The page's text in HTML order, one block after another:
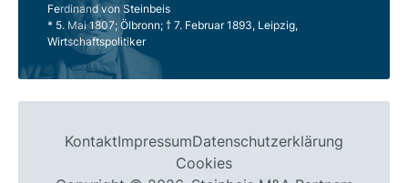
Ferdinand von Steinbeis
* 5. Mai 1807; Ölbronn; † 7. Februar 1893, Leipzig,
Wirtschaftspolitiker
KontaktImpressumDatenschutzerklärung
Cookies